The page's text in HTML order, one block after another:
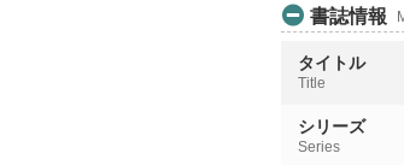
書誌情報
タイトル
Title
シリーズ
Series